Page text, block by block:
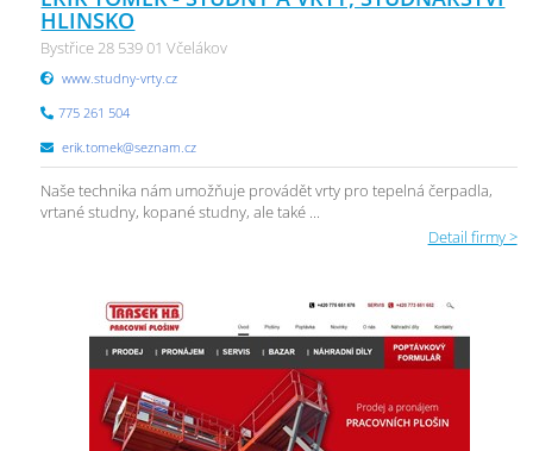
HLINSKO
Bystřice 28 539 01 Včelákov
www.studny-vrty.cz
775 261 504
erik.tomek@seznam.cz
Naše technika nám umožňuje provádět vrty pro tepelná čerpadla,
vrtané studny, kopané studny, ale také ...
Detail firmy >